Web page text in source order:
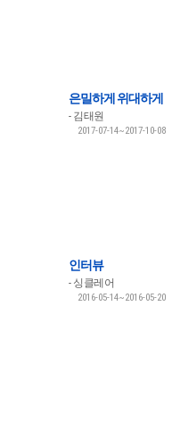
은밀하게 위대하게
김태원
2017-07-14~2017-10-08
인터뷰
싱클레어
2016-05-14~2016-05-20